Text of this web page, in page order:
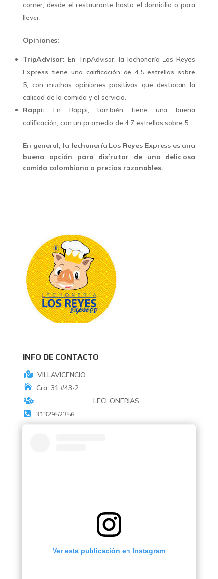
comer, desde el restaurante hasta el domicilio o para
llevar.
Opiniones:
TripAdvisor: En TripAdvisor, la lechonería Los Reyes
Express tiene una calificación de 4.5 estrellas sobre
5, con muchas opiniones positivas que destacan la
calidad de la comida y el servicio.
Rappi: En Rappi, también tiene una buena
calificación, con un promedio de 4.7 estrellas sobre 5.
En general, la lechonería Los Reyes Express es una
buena opción para disfrutar de una deliciosa
comida colombiana a precios razonables.
INFO DE CONTACTO
VILLAVICENCIO
Cra. 31 #43-2
LECHONERIAS
3132952356
Ver esta publicación en Instagram